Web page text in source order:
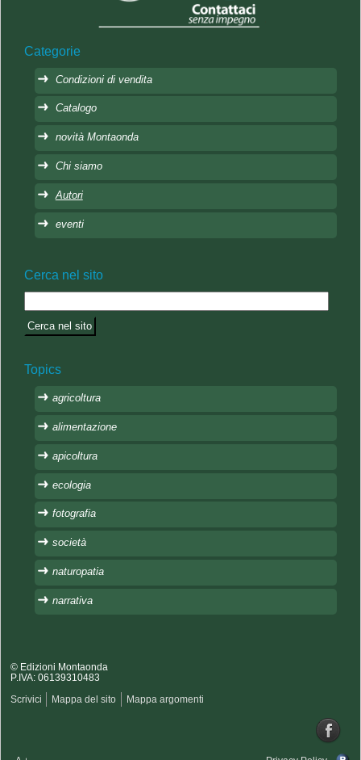
Categorie
Condizioni di vendita
Catalogo
novità Montaonda
Chi siamo
Autori
eventi
Cerca nel sito
Topics
agricoltura
alimentazione
apicoltura
ecologia
fotografia
società
naturopatia
narrativa
© Edizioni Montaonda
P.IVA: 06139310483
Scrivici Mappa del sito Mappa argomenti